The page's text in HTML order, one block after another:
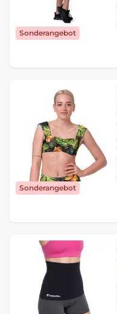
Sonderangebot
Sonderangebot